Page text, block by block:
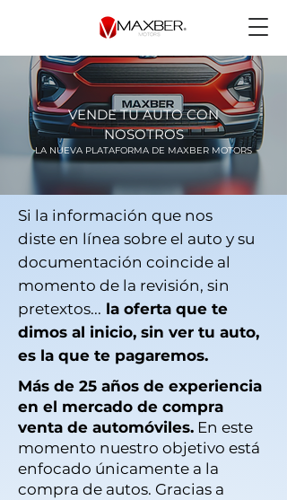
VENDE TU AUTO CON
NOSOTROS
LA NUEVA PLATAFORMA DE MAXBER MOTORS
Si la información que nos
diste en línea sobre el auto y su
documentación coincide al
momento de la revisión, sin
pretextos... la oferta que te
dimos al inicio, sin ver tu auto,
es la que te pagaremos.
Más de 25 años de experiencia
en el mercado de compra
venta de automóviles. En este
momento nuestro objetivo está
enfocado únicamente a la
compra de autos. Gracias a